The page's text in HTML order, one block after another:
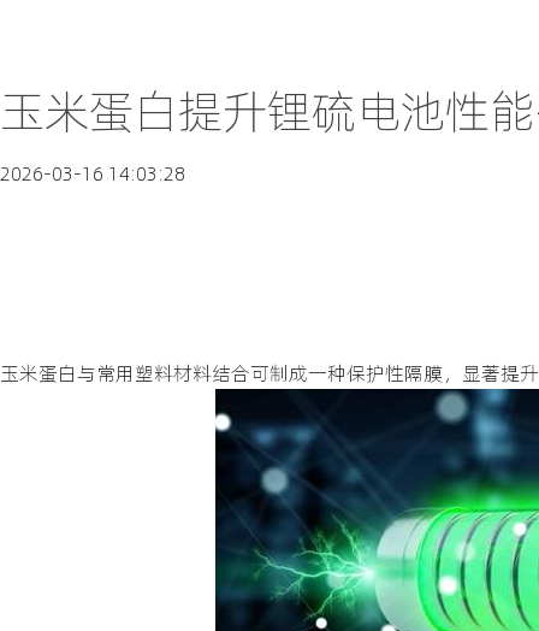
玉米蛋白提升锂硫电池性
2026-03-16 14:03:28
玉米蛋白与常用塑料材料结合可制成一种保护性隔膜，显著提